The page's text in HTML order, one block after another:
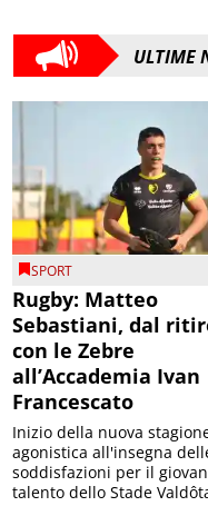
ULTIME
SPORT
Rugby: Matteo
Sebastiani, dal
con le Zebre
all’Accademia Ivan
Francescato
Inizio della nuova
agonistica all'insegna
soddisfazioni per il
talento dello Stade